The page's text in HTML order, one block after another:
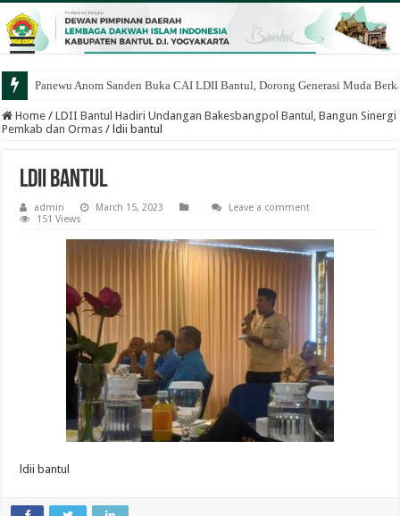
Panewu Anom Sanden Buka CAI LDII Bantul, Dorong Generasi Muda
Home / LDII Bantul Hadiri Undangan Bakesbangpol Bantul, Bangun Sinergi
Pemkab dan Ormas / ldii bantul
ldii bantul
admin March 15, 2023
Leave a comment
151 Views
ldii bantul